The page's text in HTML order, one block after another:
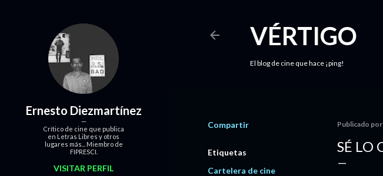
VÉRTIGO
El blog de cine que hace ¡ping!
Compartir
Etiquetas
Cartelera de cine
Publicado por
SÉ LO
Ernesto Diezmartínez
Crítico de cine que publica
en Letras Libres y otros
lugares más... Miembro de
FIPRESCI.
VISITAR PERFIL